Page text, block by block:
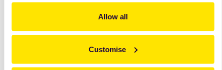
Allow all
Customise